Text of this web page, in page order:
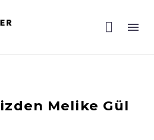
Melike Gül